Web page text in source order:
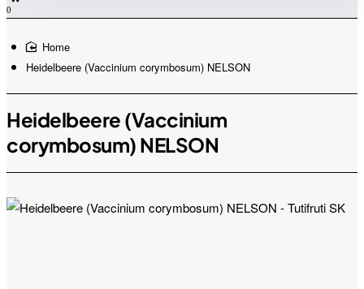
0
Heidelbeere (Vaccinium corymbosum) NELSON
Heidelbeere (Vaccinium
corymbosum) NELSON